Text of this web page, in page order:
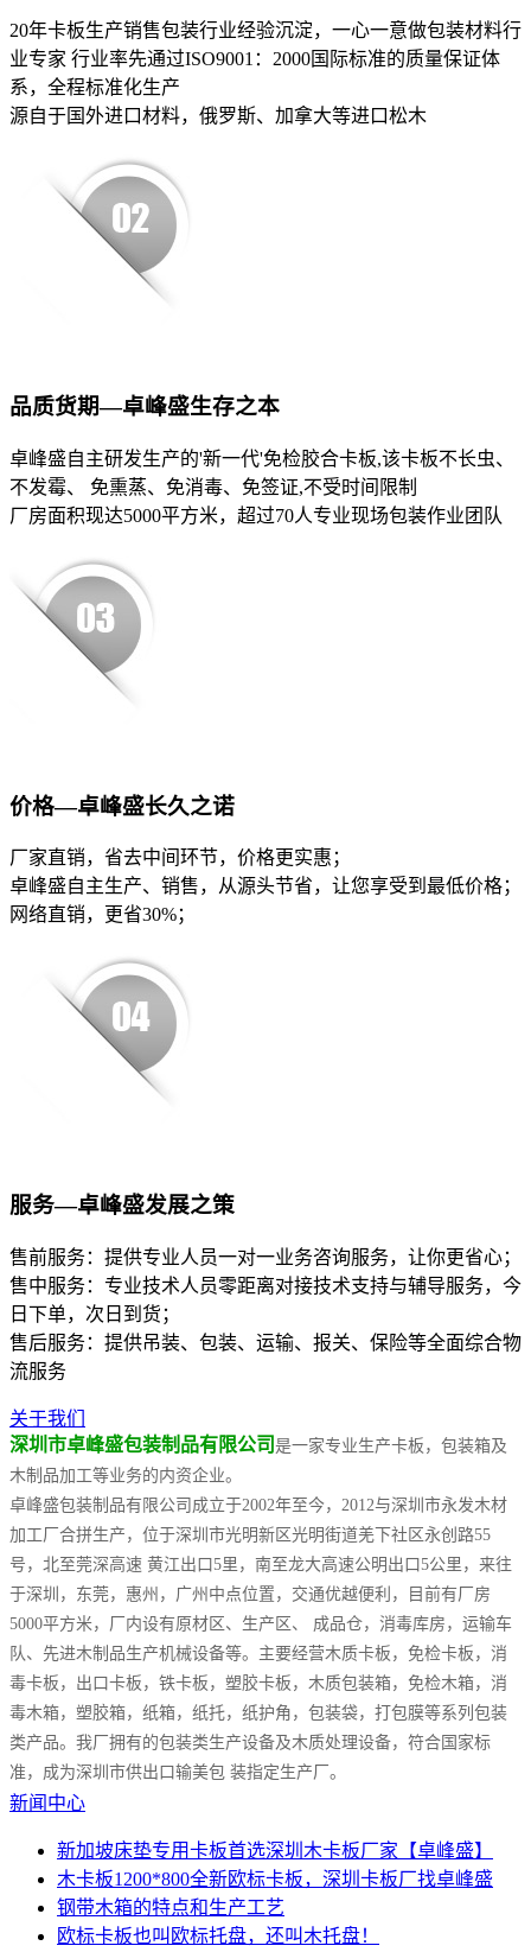
20年卡板生产销售包装行业经验沉淀，一心一意做包装材料行
业专家 行业率先通过ISO9001：2000国际标准的质量保证体
系，全程标准化生产
源自于国外进口材料，俄罗斯、加拿大等进口松木
品质货期—卓峰盛生存之本
卓峰盛自主研发生产的'新一代'免检胶合卡板,该卡板不长虫、
不发霉、 免熏蒸、免消毒、免签证,不受时间限制
厂房面积现达5000平方米，超过70人专业现场包装作业团队
价格—卓峰盛长久之诺
厂家直销，省去中间环节，价格更实惠；
卓峰盛自主生产、销售，从源头节省，让您享受到最低价格；
网络直销，更省30%；
服务—卓峰盛发展之策
售前服务：提供专业人员一对一业务咨询服务，让你更省心；
售中服务：专业技术人员零距离对接技术支持与辅导服务，今
日下单，次日到货；
售后服务：提供吊装、包装、运输、报关、保险等全面综合物
流服务
关于我们
深圳市卓峰盛包装制品有限公司 是一家专业生产卡板，包装箱及
木制品加工等业务的内资企业。
卓峰盛包装制品有限公司成立于2002年至今，2012与深圳市永发木材
加工厂合拼生产，位于深圳市光明新区光明街道羌下社区永创路55
号，北至莞深高速 黄江出口5里，南至龙大高速公明出口5公里，来往
于深圳，东莞，惠州，广州中点位置，交通优越便利，目前有厂房
5000平方米，厂内设有原材区、生产区、 成品仓，消毒库房，运输车
队、先进木制品生产机械设备等。主要经营木质卡板，免检卡板，消
毒卡板，出口卡板，铁卡板，塑胶卡板，木质包装箱，免检木箱，消
毒木箱，塑胶箱，纸箱，纸托，纸护角，包装袋，打包膜等系列包装
类产品。我厂拥有的包装类生产设备及木质处理设备，符合国家标
准，成为深圳市供出口输美包 装指定生产厂。
新闻中心
新加坡床垫专用卡板首选深圳木卡板厂家【卓峰盛】
木卡板1200*800全新欧标卡板，深圳卡板厂找卓峰盛
钢带木箱的特点和生产工艺
欧标卡板也叫欧标托盘，还叫木托盘！